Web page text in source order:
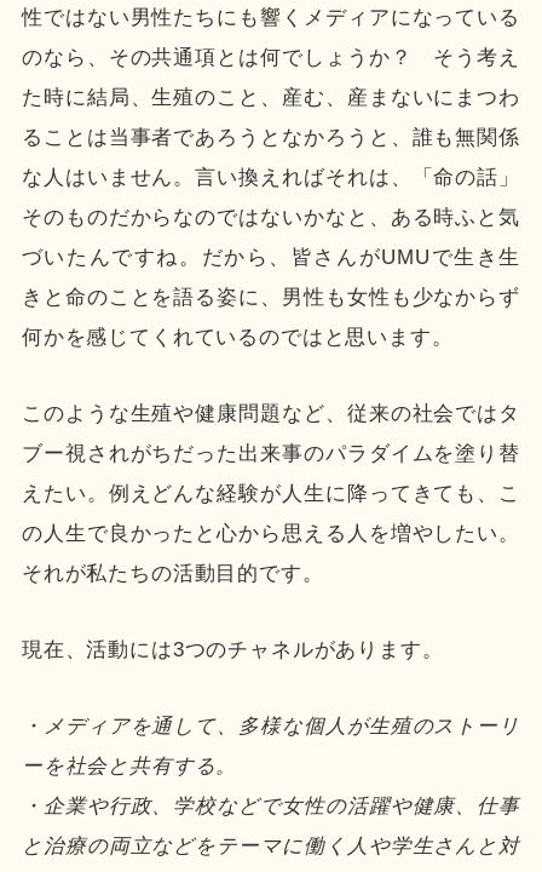
性ではない男性たちにも響くメディアになっている
のなら、その共通項とは何でしょうか？ そう考え
た時に結局、生殖のこと、産む、産まないにまつわ
ることは当事者であろうとなかろうと、誰も無関係
な人はいません。言い換えればそれは、「命の話」
そのものだからなのではないかなと、ある時ふと気
づいたんですね。だから、皆さんがUMUで生き生
きと命のことを語る姿に、男性も女性も少なからず
何かを感じてくれているのではと思います。
このような生殖や健康問題など、従来の社会ではタ
ブー視されがちだった出来事のパラダイムを塗り替
えたい。例えどんな経験が人生に降ってきても、こ
の人生で良かったと心から思える人を増やしたい。
それが私たちの活動目的です。
現在、活動には3つのチャネルがあります。
・メディアを通して、多様な個人が生殖のストーリ
ーを社会と共有する。
・企業や行政、学校などで女性の活躍や健康、仕事
と治療の両立などをテーマに働く人や学生さんと対